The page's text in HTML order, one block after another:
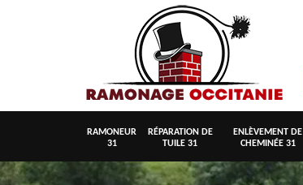
RAMONEUR
31
RÉPARATION DE
TUILE 31
ENLÈVEMENT DE
CHEMINÉE 31